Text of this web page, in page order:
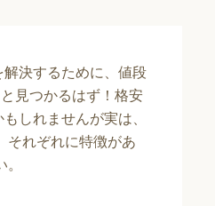
決するために、値段
見つかるはず！格安
しれませんが実は、
それぞれに特徴があ